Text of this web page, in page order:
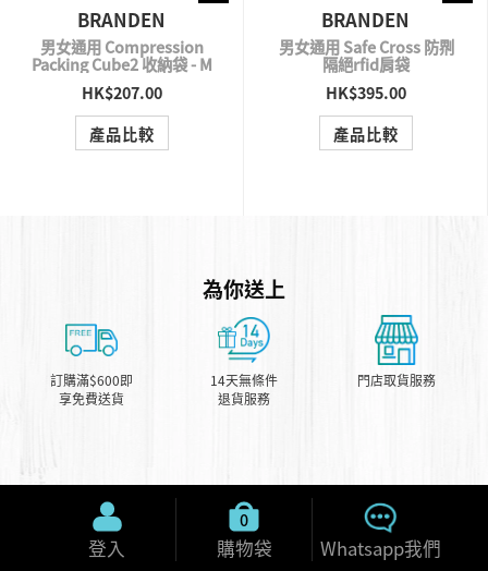
QUICK VIEW
BRANDEN
男女通用 Compression
Packing Cube2 收納袋 - M
HK$207.00
產品比較
QUICK VIEW
BRANDEN
男女通用 Safe Cross 防𠝹
隔絕rfid肩袋
HK$395.00
產品比較
為你送上
訂購滿$600即
享免費送貨
14天無條件
退貨服務
門店取貨服務
登入
0
購物袋 Whatsapp我們